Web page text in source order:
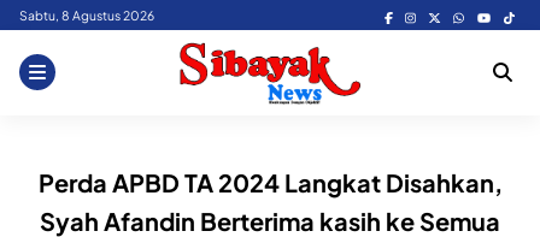
Skip
content
Sabtu, 8 Agustus 2026
Perda APBD TA 2024 Langkat Disahkan,
Syah Afandin Berterima kasih ke Semua